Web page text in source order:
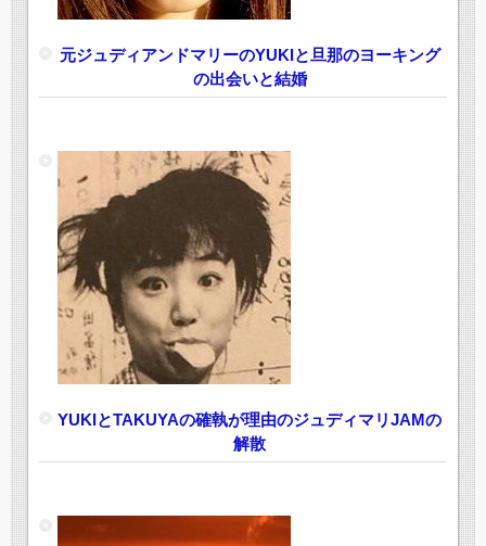
元ジュディアンドマリーのYUKIと旦那のヨーキング
の出会いと結婚
YUKIとTAKUYAの確執が理由のジュディマリJAMの
解散